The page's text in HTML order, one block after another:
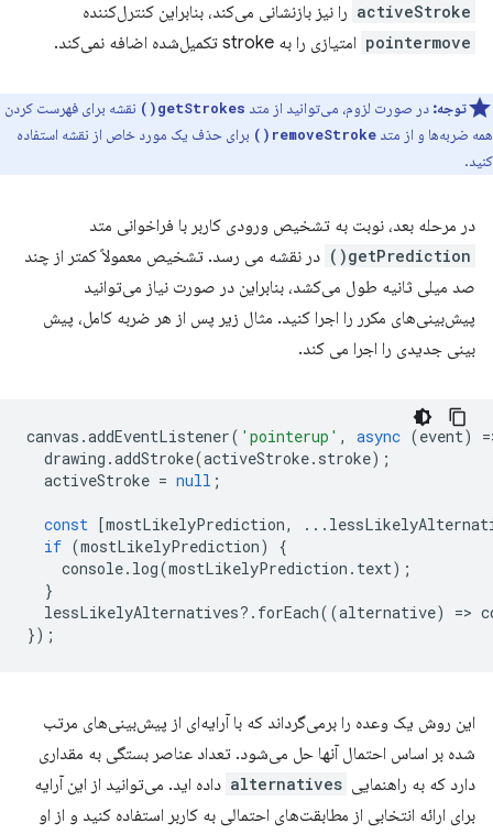
activeStroke را نیز بازنشانی می‌کند، بنابراین کنترل‌کننده
pointermove امتیازی را به stroke تکمیل‌شده اضافه نمی‌کند.
توجه: در صورت لزوم، می‌توانید از متد getStrokes()
نقشه برای فهرست کردن
همه ضربه‌ها و از متد removeStroke()
برای حذف یک مورد خاص از نقشه استفاده
کنید.
در مرحله بعد، نوبت به تشخیص ورودی کاربر با فراخوانی متد
getPrediction()
در نقشه می رسد. تشخیص معمولاً کمتر از چند
صد میلی ثانیه طول می‌کشد، بنابراین در صورت نیاز می‌توانید
پیش‌بینی‌های مکرر را اجرا کنید. مثال زیر پس از هر ضربه کامل، پیش
بینی جدیدی را اجرا می کند.
canvas .addEventListener( 'pointerup' , async (event) =
drawing .addStroke(activeStroke. stroke);
activeStroke = null ;
const [mostLikelyPrediction, ...
if (mostLikelyPrediction)
{
console. log(mostLikelyPrediction . text);
}
lessLikelyAlternatives? . forEach((alternative) =>
});
این روش یک وعده را برمی‌گرداند که با آرایه‌ای از پیش‌بینی‌های مرتب
شده بر اساس احتمال آنها حل می‌شود. تعداد عناصر بستگی به مقداری
دارد که به راهنمایی alternatives داده اید. می‌توانید از این آرایه
برای ارائه انتخابی از مطابقت‌های احتمالی به کاربر استفاده کنید و از او